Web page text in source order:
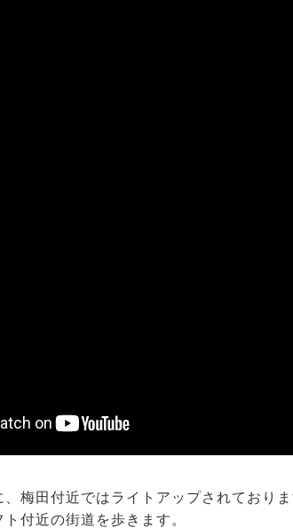
、梅田付近ではライトアップされておりま
付近の街道を歩きます。